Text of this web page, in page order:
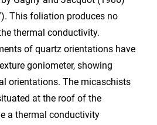
This foliation produces no
thermal conductivity.
of quartz orientations have
goniometer, showing
orientations. The micaschists
at the roof of the
a thermal conductivity